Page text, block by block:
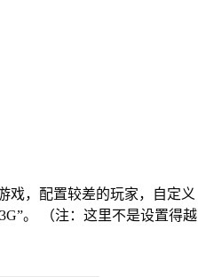
戏，配置较差的玩家，自定义
。 （注：这里不是设置得越